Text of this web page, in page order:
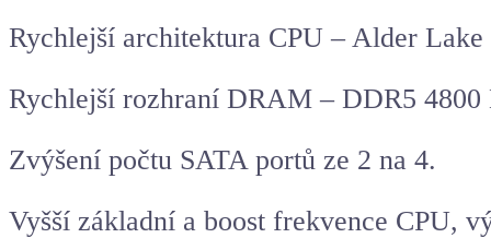
Rychlejší architektura CPU – Alder
Rychlejší rozhraní DRAM – DDR5
Zvýšení počtu SATA portů ze 2 na 4.
Vyšší základní a boost frekvence CPU,